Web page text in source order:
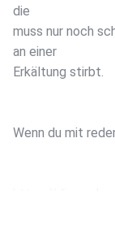
die
muss nur noch
an einer
Erkältung stirbt.
Wenn du mit
https://